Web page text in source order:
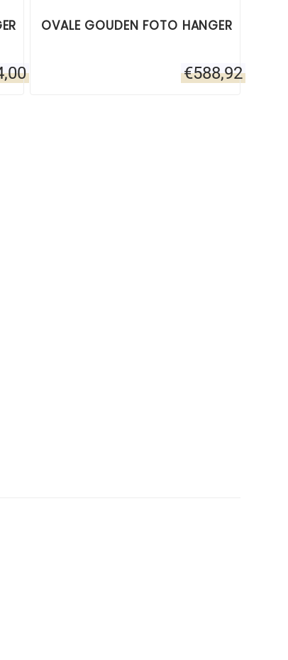
OVALE GOUDEN FOTO HANGER
€588,92